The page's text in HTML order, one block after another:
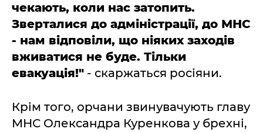
чекають, коли нас затопить.
Зверталися до адміністрації, до МНС
- нам відповіли, що ніяких заходів
вживатися не буде. Тільки
евакуація!" - скаржаться росіяни.
Крім того, орчани звинувачують главу
МНС Олександра Куренкова у брехні,